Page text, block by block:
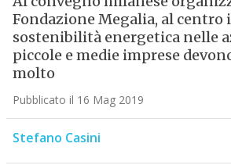
Fondazione Megalia, al centro
sostenibilità energetica nelle
piccole e medie imprese
molto
Pubblicato il 16 Mag 2019
Stefano Casini